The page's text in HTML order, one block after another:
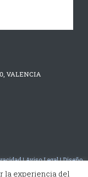
VALENCIA
|Aviso Legal|Diseño
la experiencia del